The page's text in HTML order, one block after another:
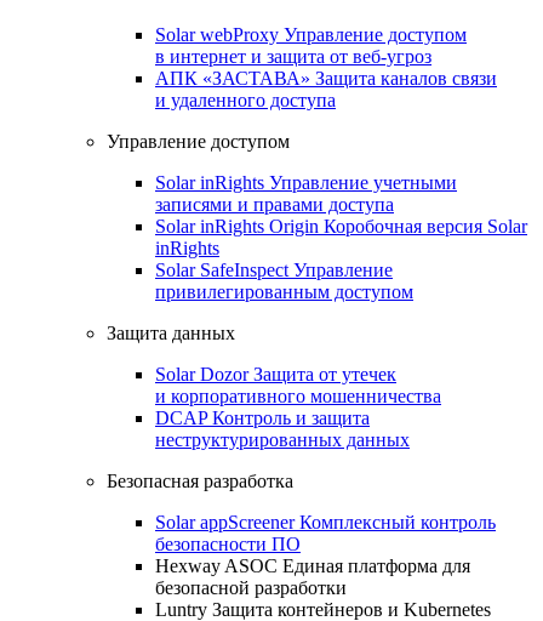
Solar webProxy Управление доступом
в интернет и защита от веб-угроз
АПК «ЗАСТАВА» Защита каналов связи
и удаленного доступа
Управление доступом
Solar inRights Управление учетными
записями и правами доступа
Solar inRights Origin Коробочная версия Solar
inRights
Solar SafeInspect Управление
привилегированным доступом
Защита данных
Solar DozorЗащита от утечек
и корпоративного мошенничества
DCAPКонтроль и защита
неструктурированных данных
Безопасная разработка
Solar appScreenerКомплексный контроль
безопасности ПО
Hexway ASOC Единая платформа для
безопасной разработки
Luntry Защита контейнеров и Kubernetes